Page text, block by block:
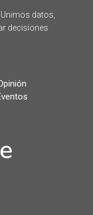
datos,
decisiones